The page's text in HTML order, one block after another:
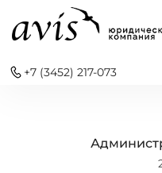
+7 (3452) 217-073